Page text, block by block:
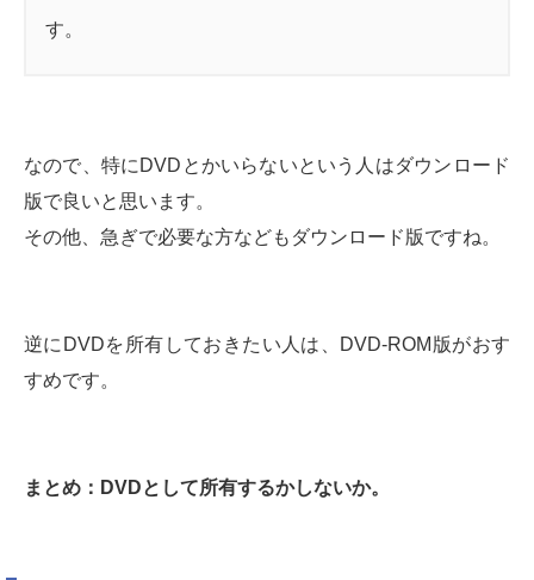
す。
なので、特にDVDとかいらないという人はダウンロード
版で良いと思います。
その他、急ぎで必要な方などもダウンロード版ですね。
逆にDVDを所有しておきたい人は、DVD-ROM版がおす
すめです。
まとめ：DVDとして所有するかしないか。